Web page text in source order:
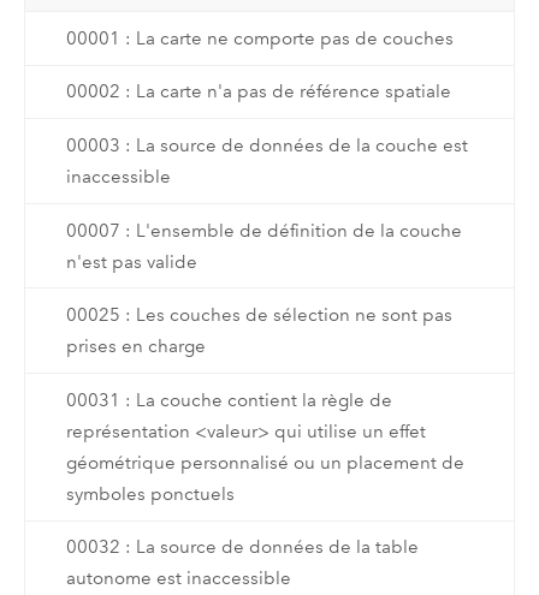
00001 : La carte ne comporte pas de couches
00002 : La carte n'a pas de référence spatiale
00003 : La source de données de la couche est
inaccessible
00007 : L'ensemble de définition de la couche
n'est pas valide
00025 : Les couches de sélection ne sont pas
prises en charge
00031 : La couche contient la règle de
représentation <valeur> qui utilise un effet
géométrique personnalisé ou un placement de
symboles ponctuels
00032 : La source de données de la table
autonome est inaccessible